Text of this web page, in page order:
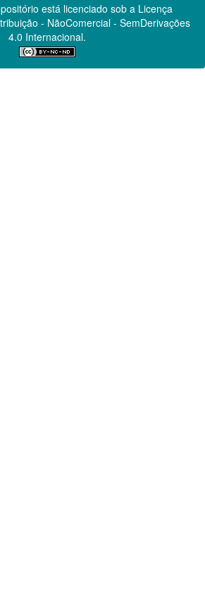
está licenciado sob a Licença
- NãoComercial - SemDerivações
4.0 Internacional.